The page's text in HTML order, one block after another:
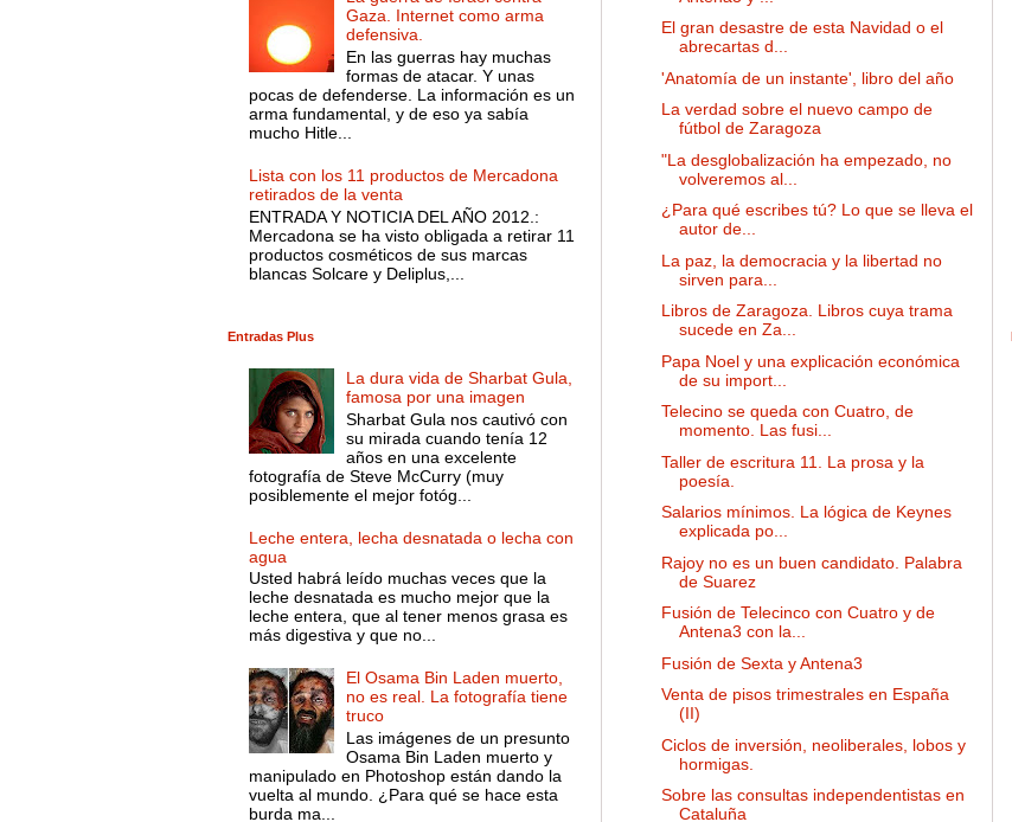
Gaza. Internet como arma
defensiva.
En las guerras hay muchas
formas de atacar. Y unas
pocas de defenderse. La información es un
arma fundamental, y de eso ya sabía
mucho Hitle...
Lista con los 11 productos de Mercadona
retirados de la venta
ENTRADA Y NOTICIA DEL AÑO 2012.:
Mercadona se ha visto obligada a retirar 11
productos cosméticos de sus marcas
blancas Solcare y Deliplus,...
Entradas Plus
La dura vida de Sharbat Gula,
famosa por una imagen
Sharbat Gula nos cautivó con
su mirada cuando tenía 12
años en una excelente
fotografía de Steve McCurry (muy
posiblemente el mejor fotóg...
Leche entera, lecha desnatada o lecha con
agua
Usted habrá leído muchas veces que la
leche desnatada es mucho mejor que la
leche entera, que al tener menos grasa es
más digestiva y que no...
El Osama Bin Laden muerto,
no es real. La fotografía tiene
truco
Las imágenes de un presunto
Osama Bin Laden muerto y
manipulado en Photoshop están dando la
vuelta al mundo. ¿Para qué se hace esta
burda ma...
El gran desastre de esta Navidad o el
abrecartas d...
'Anatomía de un instante', libro del año
La verdad sobre el nuevo campo de
fútbol de Zaragoza
"La desglobalización ha empezado, no
volveremos al...
¿Para qué escribes tú? Lo que se lleva el
autor de...
La paz, la democracia y la libertad no
sirven para...
Libros de Zaragoza. Libros cuya trama
sucede en Za...
Papa Noel y una explicación económica
de su import...
Telecino se queda con Cuatro, de
momento. Las fusi...
Taller de escritura 11. La prosa y la
poesía.
Salarios mínimos. La lógica de Keynes
explicada po...
Rajoy no es un buen candidato. Palabra
de Suarez
Fusión de Telecinco con Cuatro y de
Antena3 con la...
Fusión de Sexta y Antena3
Venta de pisos trimestrales en España
(II)
Ciclos de inversión, neoliberales, lobos y
hormigas.
Sobre las consultas independentistas en
Cataluña